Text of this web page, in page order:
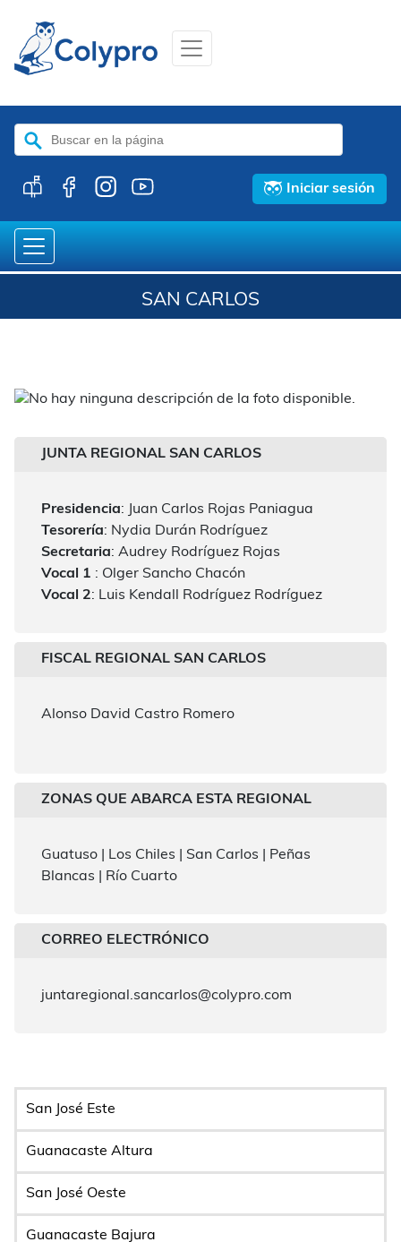
Buscar:
Iniciar sesión
SAN CARLOS
San José Este
Guanacaste Altura
San José Oeste
Guanacaste Bajura
JUNTA REGIONAL SAN CARLOS
Presidencia: Juan Carlos Rojas Paniagua
Tesorería: Nydia Durán Rodríguez
Secretaria: Audrey Rodríguez Rojas
Vocal 1 : Olger Sancho Chacón
Vocal 2: Luis Kendall Rodríguez Rodríguez
FISCAL REGIONAL SAN CARLOS
Alonso David Castro Romero
ZONAS QUE ABARCA ESTA REGIONAL
Guatuso | Los Chiles | San Carlos | Peñas
Blancas | Río Cuarto
CORREO ELECTRÓNICO
juntaregional.sancarlos@colypro.com